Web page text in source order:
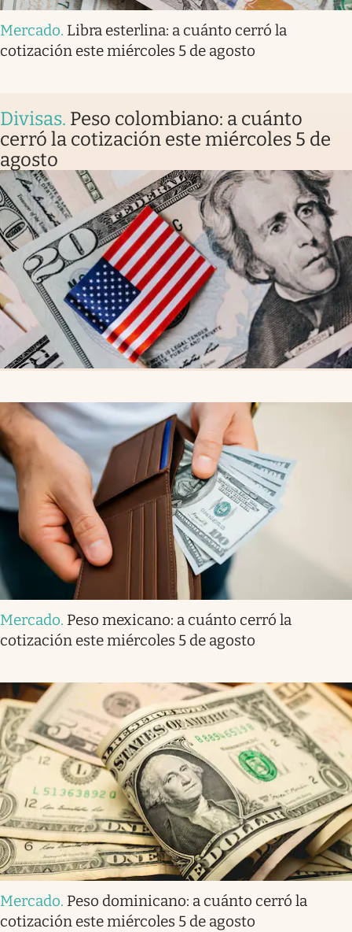
Mercado. Libra esterlina: a cuánto cerró la
cotización este miércoles 5 de agosto
Divisas. Peso colombiano: a cuánto
cerró la cotización este miércoles 5 de
agosto
Mercado. Peso mexicano: a cuánto cerró la
cotización este miércoles 5 de agosto
Mercado. Peso dominicano: a cuánto cerró la
cotización este miércoles 5 de agosto